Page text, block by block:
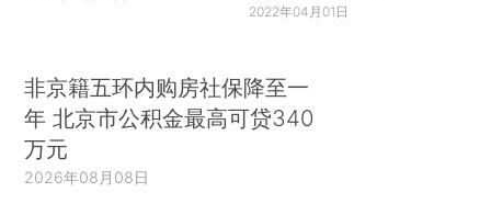
2022年04月01日
非京籍五环内购房社保降至一
年 北京市公积金最高可贷340
万元
2026年08月08日